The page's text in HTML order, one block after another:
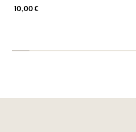
10,00 €